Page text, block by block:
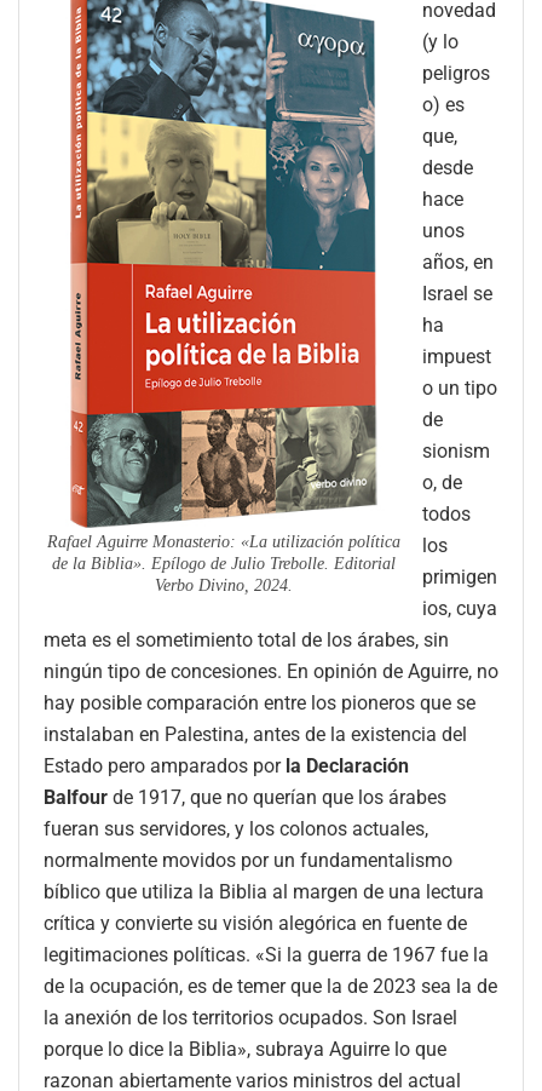
Rafael Aguirre Monasterio: «La utilización política
de la Biblia». Epílogo de Julio Trebolle. Editorial
Verbo Divino, 2024.
novedad
(y lo
peligros
o) es
que,
desde
hace
unos
años, en
Israel se
ha
impuest
o un tipo
de
sionism
o, de
todos
los
primigen
ios, cuya
meta es el sometimiento total de los árabes, sin
ningún tipo de concesiones. En opinión de Aguirre, no
hay posible comparación entre los pioneros que se
instalaban en Palestina, antes de la existencia del
Estado pero amparados por la Declaración
Balfour de 1917, que no querían que los árabes
fueran sus servidores, y los colonos actuales,
normalmente movidos por un fundamentalismo
bíblico que utiliza la Biblia al margen de una lectura
crítica y convierte su visión alegórica en fuente de
legitimaciones políticas. «Si la guerra de 1967 fue la
de la ocupación, es de temer que la de 2023 sea la de
la anexión de los territorios ocupados. Son Israel
porque lo dice la Biblia», subraya Aguirre lo que
razonan abiertamente varios ministros del actual